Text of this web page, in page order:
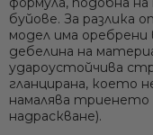
покритие
си при високо
Сигурно формовано
въже, което няма да
закрепване дори
Устойчивост при
изпитан при
буйове. За разлика
модел има
дебелина на
удароустойчива
гланцирана, което
намалява триенето
надраскване).